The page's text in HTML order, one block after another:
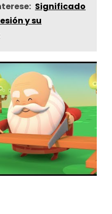
Significado
y su